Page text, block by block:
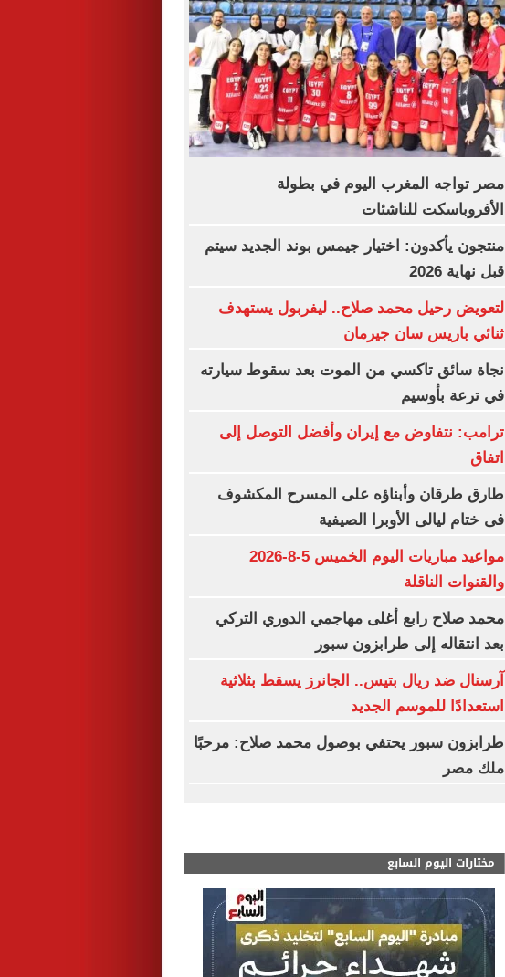
مصر تواجه المغرب اليوم في بطولة
الأفروباسكت للناشئات
منتجون يأكدون: اختيار جيمس بوند الجديد سيتم
قبل نهاية 2026
لتعويض رحيل محمد صلاح.. ليفربول يستهدف
ثنائي باريس سان جيرمان
نجاة سائق تاكسي من الموت بعد سقوط سيارته
في ترعة بأوسيم
ترامب: نتفاوض مع إيران وأفضل التوصل إلى
اتفاق
طارق طرقان وأبناؤه على المسرح المكشوف
فى ختام ليالى الأوبرا الصيفية
مواعيد مباريات اليوم الخميس 5-8-2026
والقنوات الناقلة
محمد صلاح رابع أغلى مهاجمي الدوري التركي
بعد انتقاله إلى طرابزون سبور
آرسنال ضد ريال بتيس.. الجانرز يسقط بثلاثية
استعدادًا للموسم الجديد
طرابزون سبور يحتفي بوصول محمد صلاح: مرحبًا
ملك مصر
مختارات اليوم السابع